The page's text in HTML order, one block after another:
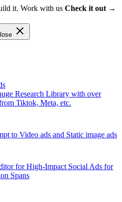
it. Work with us Check it out →
Research Library with over
Tiktok, Meta, etc.
to Video ads and Static image ads
for High-Impact Social Ads for
Spans